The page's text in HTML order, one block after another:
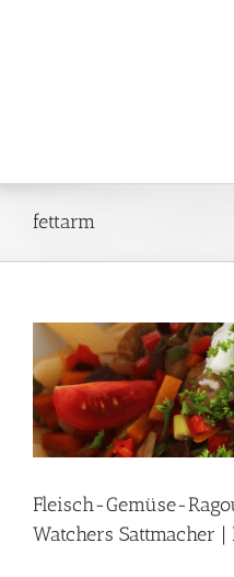
fettarm
Fleisch-Gemüse-
Watchers Sattmacher |